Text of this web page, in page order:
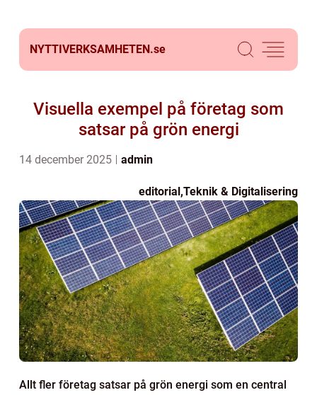
NYTTIVERKSAMHETEN.se
Visuella exempel på företag som
satsar på grön energi
14 december 2025 admin
editorial,Teknik & Digitalisering
Allt fler företag satsar på grön energi som en central